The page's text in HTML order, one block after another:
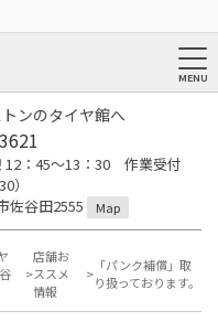
ンのタイヤ館へ
12：45～13：30 作業受付
）
佐谷田2555
Map
店舗お
ススメ
情報
「パンク補償」取
り扱っております。